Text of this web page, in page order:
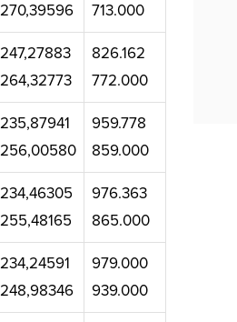
270,39596
713.000
247,27883
264,32773
826.162
772.000
235,87941
256,00580
959.778
859.000
234,46305
255,48165
976.363
865.000
234,24591
248,98346
979.000
939.000